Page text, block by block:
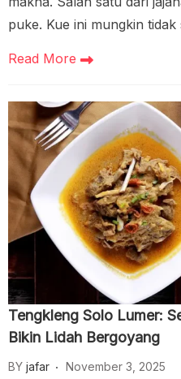
puke. Kue ini mungkin tidak
Read More
Tengkleng Solo Lumer:
Bikin Lidah Bergoyang
BY jafar November 3, 2025